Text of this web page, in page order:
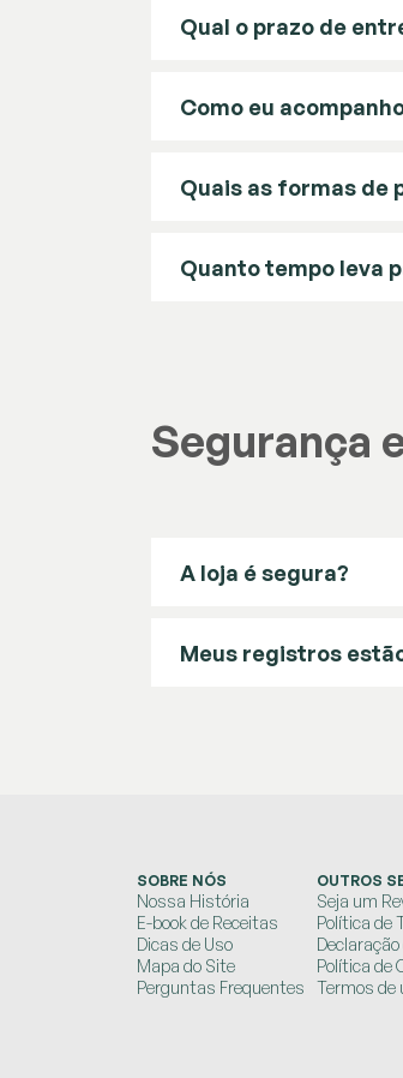
Qual o prazo de
Como eu
Quais as formas de
Quanto tempo leva
Segurança
A loja é segura?
Meus registros
SOBRE NÓS
Nossa História
E-book de Receitas
Dicas de Uso
Mapa do Site
Perguntas Frequentes
OUTROS
Seja um
Política de
Política de
Termos de